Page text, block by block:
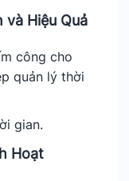
và Hiệu Quả
công cho
quản lý thời
gian.
Hoạt